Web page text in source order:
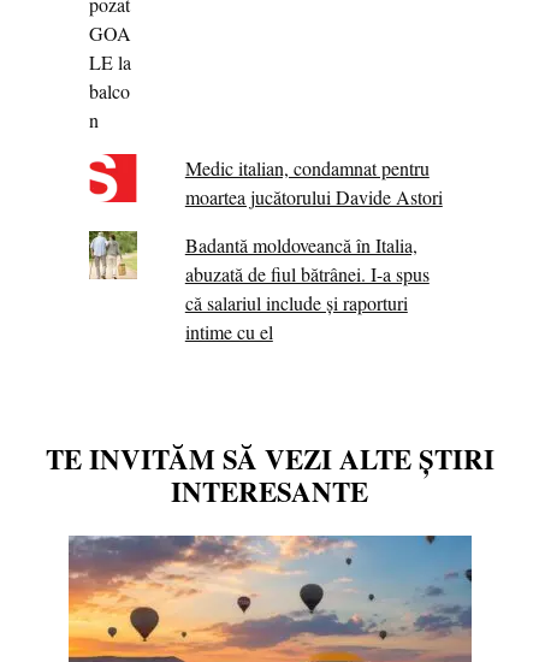
Medic italian, condamnat pentru
moartea jucătorului Davide Astori
Badantă moldoveancă în Italia,
abuzată de fiul bătrânei. I-a spus
că salariul include și raporturi
intime cu el
TE INVITĂM SĂ VEZI ALTE ȘTIRI
INTERESANTE